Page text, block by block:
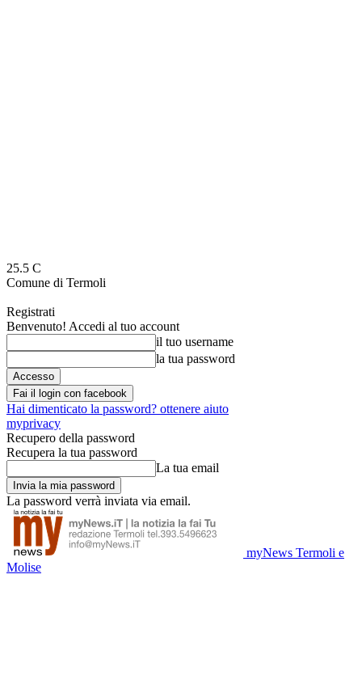
25.5 C
Comune di Termoli
Registrati
Benvenuto! Accedi al tuo account
il tuo username
la tua password
Fai il login con facebook
Hai dimenticato la password? ottenere aiuto
myprivacy
Recupero della password
Recupera la tua password
La tua email
La password verrà inviata via email.
myNews Termoli e
Molise